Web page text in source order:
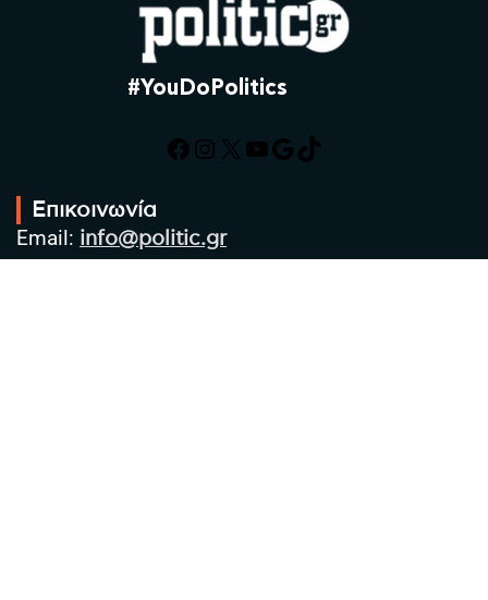
#YouDoPolitics
Facebook
Instagram
X YouTube
Google
TikTok
Επικοινωνία
Email: info@politic.gr
Τηλ: